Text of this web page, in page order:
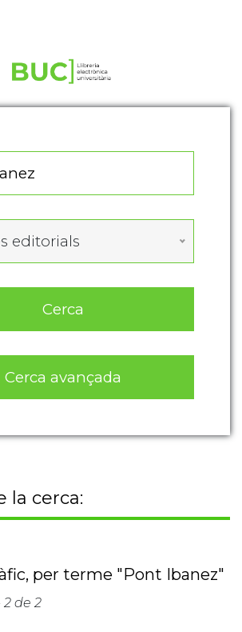
editorials
Cerca
Cerca avançada
la cerca:
per terme "Pont Ibanez"
de 2